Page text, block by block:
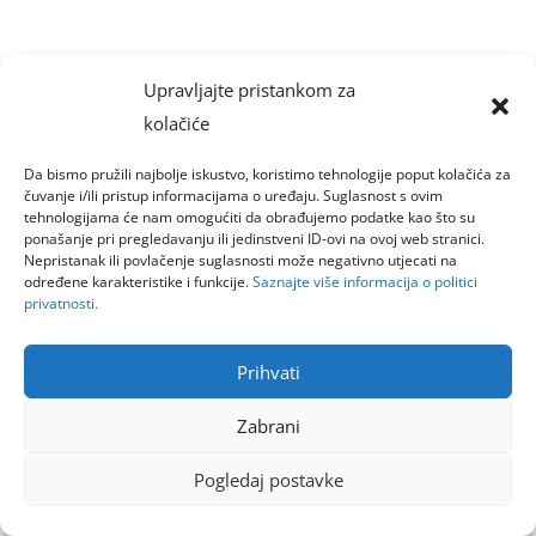
Upravljajte pristankom za
kolačiće
Da bismo pružili najbolje iskustvo, koristimo tehnologije poput kolačića za
čuvanje i/ili pristup informacijama o uređaju. Suglasnost s ovim
tehnologijama će nam omogućiti da obrađujemo podatke kao što su
ponašanje pri pregledavanju ili jedinstveni ID-ovi na ovoj web stranici.
Nepristanak ili povlačenje suglasnosti može negativno utjecati na
određene karakteristike i funkcije.Saznajte više informacija o politici
privatnosti.
Prihvati
Zabrani
Pogledaj postavke